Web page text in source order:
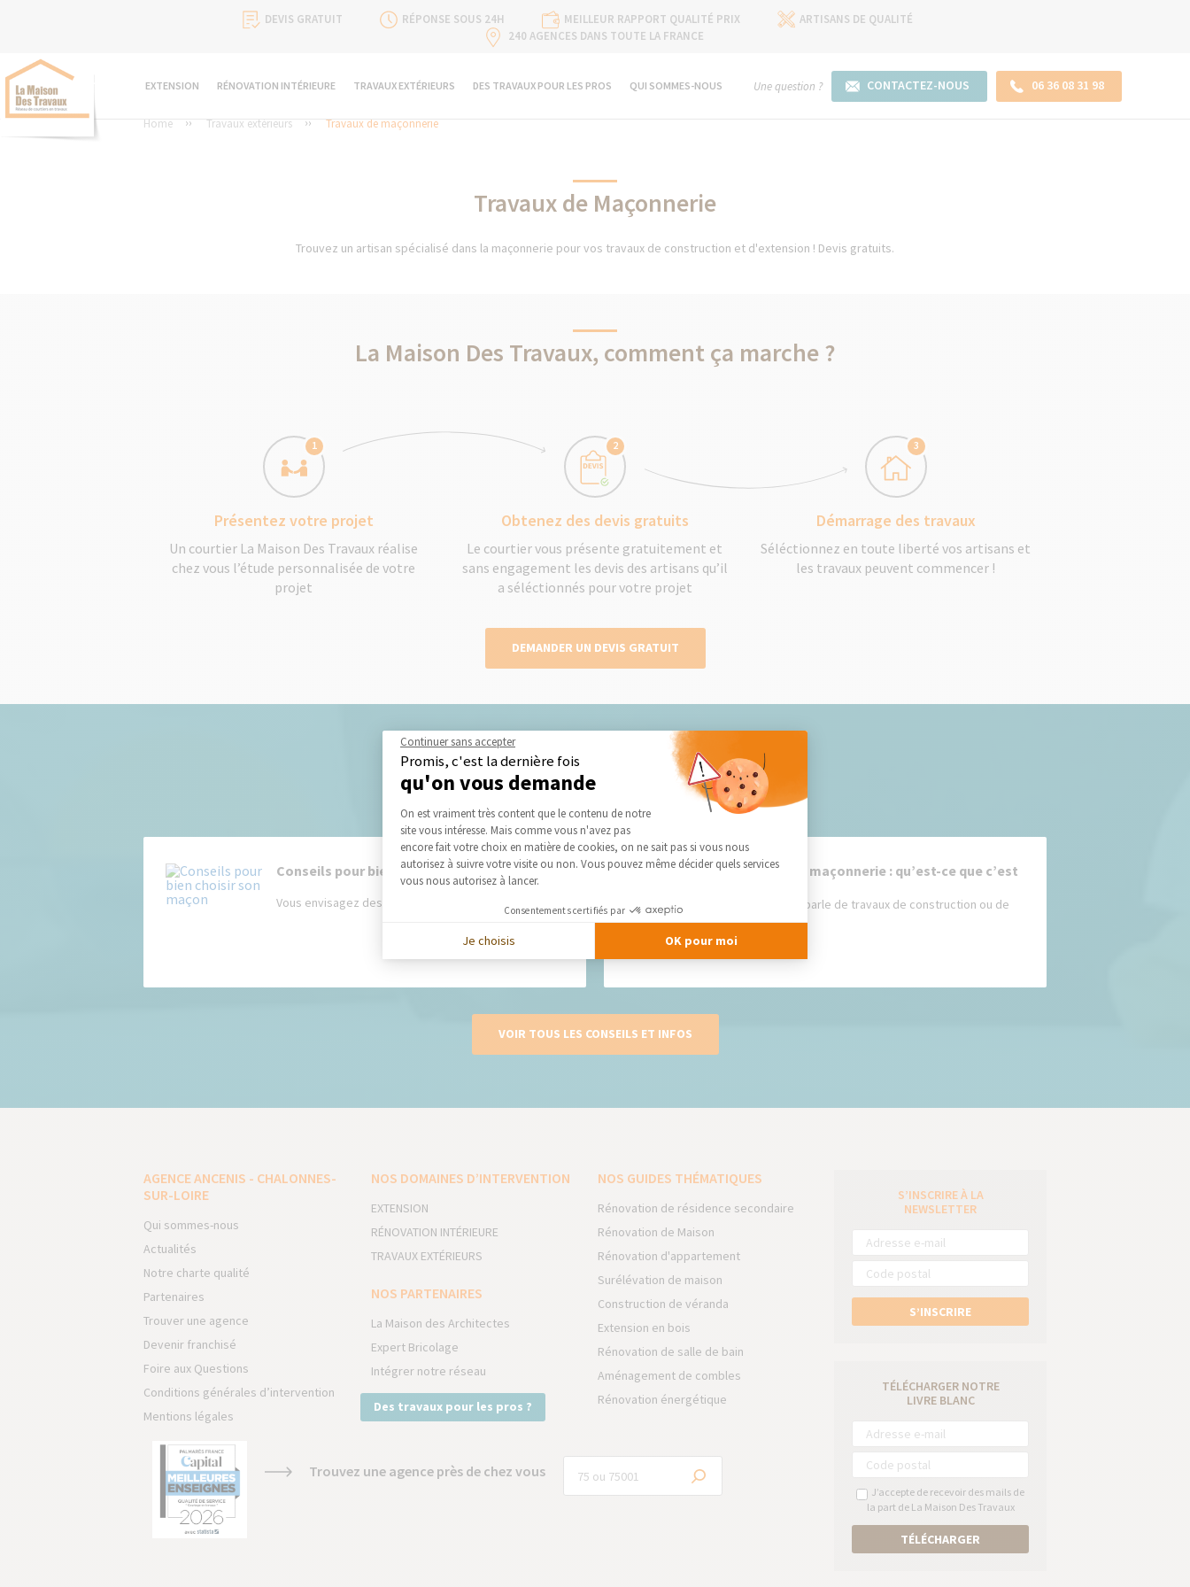
DEVIS GRATUIT RÉPONSE SOUS 24H MEILLEUR RAPPORT QUALITÉ PRIX
ARTISANS DE QUALITÉ
240 AGENCES DANS TOUTE LA FRANCE
EXTENSION RÉNOVATION INTÉRIEURE TRAVAUX EXTÉRIEURS DES TRAVAUX POUR LES PROS QUI SOMMES-NOUS Une question ? CONTACTEZ-NOUS 06 36 08 31 98
Home Travaux extérieurs Travaux de maçonnerie
Travaux de Maçonnerie
Trouvez un artisan spécialisé dans la maçonnerie pour vos travaux de construction et d'extension ! Devis gratuits.
La Maison Des Travaux, comment ça marche ?
1
Présentez votre projet
Un courtier La Maison Des Travaux réalise
chez vous l’étude personnalisée de votre
projet
2
Obtenez des devis gratuits
Le courtier vous présente gratuitement et
sans engagement les devis des artisans qu’il
a séléctionnés pour votre projet
3
Démarrage des travaux
Séléctionnez en toute liberté vos artisans et
les travaux peuvent commencer !
DEMANDER UN DEVIS GRATUIT
Nos derniers conseils et actus
Conseils pour bien choisir son maçon
Vous envisagez des travaux de maçonnerie...
Travaux de maçonnerie : qu’est-ce que c’est
Lorsque l'on parle de travaux de construction ou de
rénovation,...
VOIR TOUS LES CONSEILS ET INFOS
AGENCE ANCENIS - CHALONNES-
SUR-LOIRE
Qui sommes-nous
Actualités
Notre charte qualité
Partenaires
Trouver une agence
Devenir franchisé
Foire aux Questions
Conditions générales d’intervention
Mentions légales
NOS DOMAINES D’INTERVENTION
EXTENSION
RÉNOVATION INTÉRIEURE
TRAVAUX EXTÉRIEURS
NOS PARTENAIRES
La Maison des Architectes
Expert Bricolage
Intégrer notre réseau
Des travaux pour les pros ?
NOS GUIDES THÉMATIQUES
Rénovation de résidence secondaire
Rénovation de Maison
Rénovation d'appartement
Surélévation de maison
Construction de véranda
Extension en bois
Rénovation de salle de bain
Aménagement de combles
Rénovation énergétique
Trouvez une agence près de chez vous
S’INSCRIRE À LA
NEWSLETTER
S’INSCRIRE
TÉLÉCHARGER NOTRE
LIVRE BLANC
J’accepte de recevoir des mails de
la part de La Maison Des Travaux
TÉLÉCHARGER
Continuer sans accepter
Promis, c'est la dernière fois
qu'on vous demande
Plateforme de Gestion du Consentement : Personnalisez vos Options
On est vraiment très content que le contenu de notre
site vous intéresse. Mais comme vous n'avez pas
encore fait votre choix en matière de cookies, on ne sait pas si vous nous
autorisez à suivre votre visite ou non. Vous pouvez même décider quels services
vous nous autorisez à lancer.
Consentements certifiés par
Je choisis OK pour moi
Axeptio consent